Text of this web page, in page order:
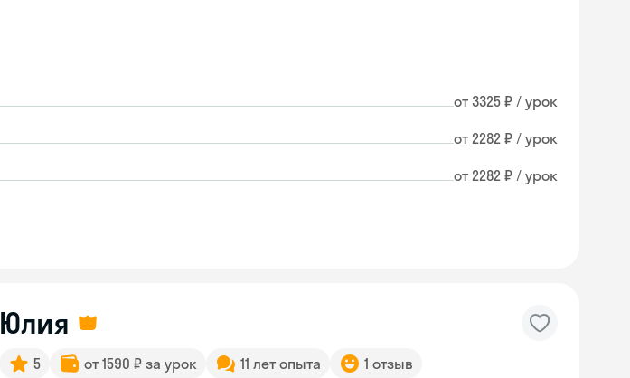
от 3325 ₽ / урок
от 2282 ₽ / урок
от 2282 ₽ / урок
Юлия
5 от 1590 ₽ за урок 11 лет опыта 1 отзыв